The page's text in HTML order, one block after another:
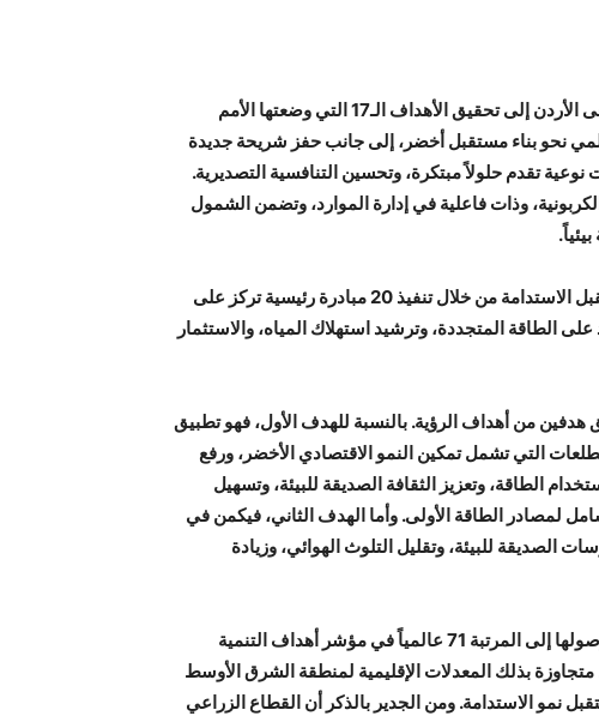
نظراً لأهمية الاستدامة في رؤية التحديث الاقتصادي، يسعى الأردن إلى تحقيق الأهداف الـ17 التي وضعتها الأمم
نحو بناء مستقبل أخضر، إلى جانب حفز شريحة جديدة
تقدم حلولاً مبتكرة، وتحسين التنافسية التصديرية.
وذات فاعلية في إدارة الموارد، وتضمن الشمول
وتتمحور خطط المملكة في هذا النطاق حول تطوير مستقبل الاستدامة من خلال تنفيذ 20 مبادرة رئيسية تركز على
الطاقة المتجددة، وترشيد استهلاك المياه، والاستثمار
من أهداف الرؤية. بالنسبة للهدف الأول، فهو تطبيق
التي تشمل تمكين النمو الاقتصادي الأخضر، ورفع
الطاقة، وتعزيز الثقافة الصديقة للبيئة، وتسهيل
لمصادر الطاقة الأولى. وأما الهدف الثاني، فيكمن في
الصديقة للبيئة، وتقليل التلوث الهوائي، وزيادة
ومن أبرز الإنجازات البيئية للمملكة تحقيق قفزة نوعية بوصولها إلى المرتبة 71 عالمياً في مؤشر أهداف التنمية
المستدامة، متجاوزة بذلك المعدلات الإقليمية لمنطقة الشرق الأوسط
نسبة 58.2% في مؤشر مستقبل نمو الاستدامة. ومن الجدير بالذكر أن القطاع الزراعي